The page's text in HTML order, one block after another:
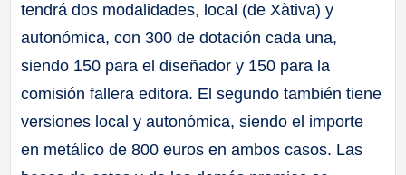
tendrá dos modalidades, local (de Xàtiva) y
autonómica, con 300 de dotación cada una,
siendo 150 para el diseñador y 150 para la
comisión fallera editora. El segundo también tiene
versiones local y autonómica, siendo el importe
en metálico de 800 euros en ambos casos. Las